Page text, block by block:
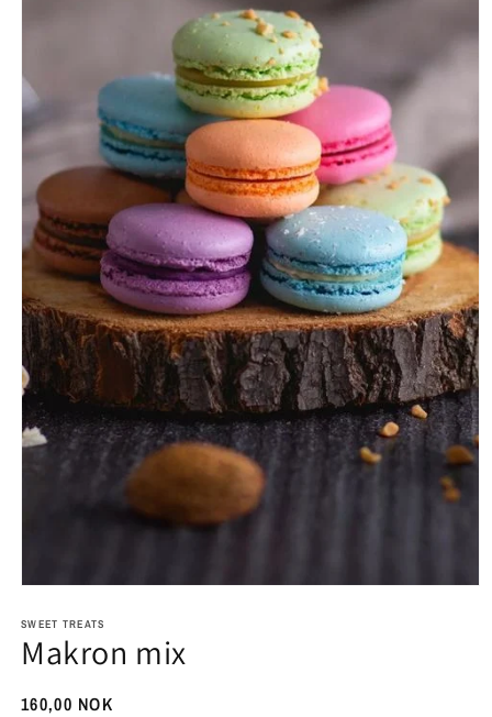
1
i
modal
SWEET TREATS
Makron mix
Vanlig
160,00 NOK